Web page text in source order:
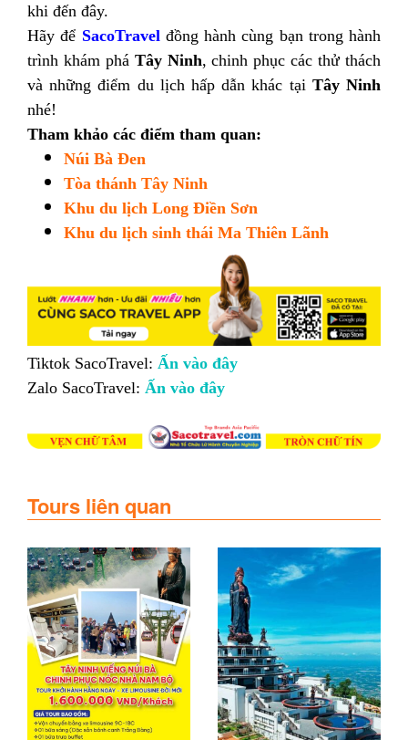
khi đến đây.
Hãy để SacoTravel đồng hành cùng bạn trong hành
trình khám phá Tây Ninh, chinh phục các thử thách
và những điểm du lịch hấp dẫn khác tại Tây Ninh
nhé!
Tham khảo các điểm tham quan:
Núi Bà Đen
Tòa thánh Tây Ninh
Khu du lịch Long Điền Sơn
Khu du lịch sinh thái Ma Thiên Lãnh
Tiktok SacoTravel: Ấn vào đây
Zalo SacoTravel: Ấn vào đây
Tours liên quan